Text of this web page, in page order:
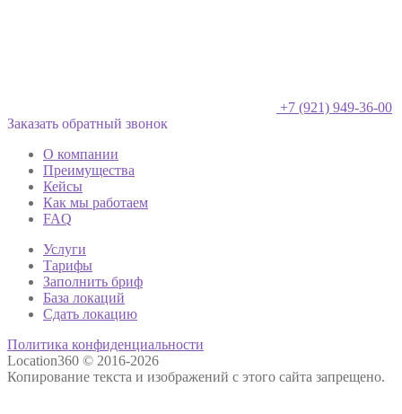
+7 (921) 949-36-00
Заказать обратный звонок
О компании
Преимущества
Кейсы
Как мы работаем
FAQ
Услуги
Тарифы
Заполнить бриф
База локаций
Сдать локацию
Политика конфиденциальности
Location360 © 2016-2026
Копирование текста и изображений с этого сайта запрещено.